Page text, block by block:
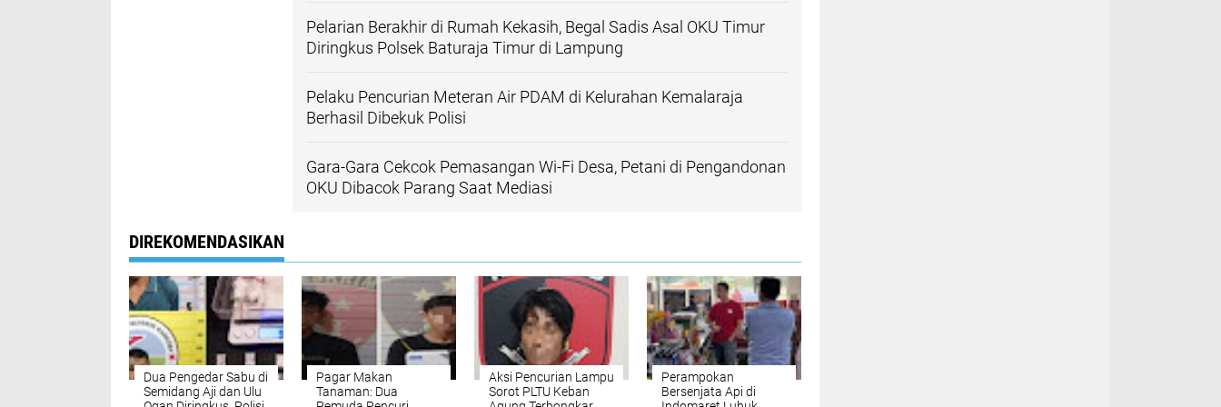
Pelarian Berakhir di Rumah Kekasih, Begal Sadis Asal OKU Timur
Diringkus Polsek Baturaja Timur di Lampung
Pelaku Pencurian Meteran Air PDAM di Kelurahan Kemalaraja
Berhasil Dibekuk Polisi
Gara-Gara Cekcok Pemasangan Wi-Fi Desa, Petani di Pengandonan
OKU Dibacok Parang Saat Mediasi
DIREKOMENDASIKAN
Dua Pengedar Sabu di
Semidang Aji dan Ulu
Pagar Makan
Tanaman: Dua
Aksi Pencurian Lampu
Sorot PLTU Keban
Perampokan
Bersenjata Api di